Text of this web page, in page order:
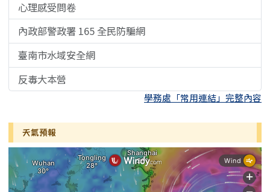
心理感受問卷
內政部警政署 165 全民防騙網
臺南市水域安全網
反毒大本營
學務處「常用連結」完整內容
天氣預報